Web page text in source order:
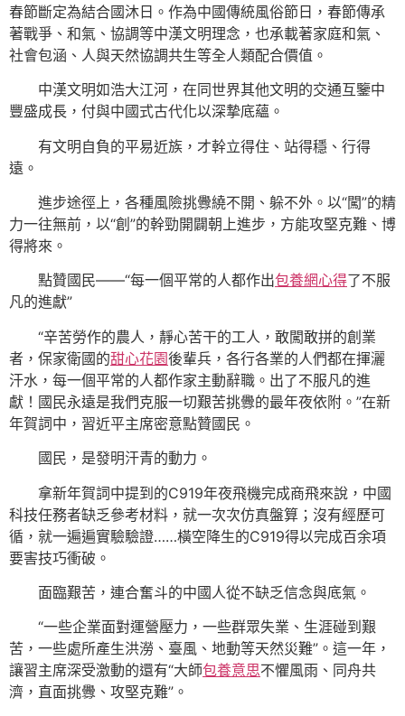
春節斷定為結合國沐日。作為中國傳統風俗節日，春節傳承
著戰爭、和氣、協調等中漢文明理念，也承載著家庭和氣、
社會包涵、人與天然協調共生等全人類配合價值。
中漢文明如浩大江河，在同世界其他文明的交通互鑒中
豐盛成長，付與中國式古代化以深摯底蘊。
有文明自負的平易近族，才幹立得住、站得穩、行得
遠。
進步途徑上，各種風險挑釁繞不開、躲不外。以“闖”的精
力一往無前，以“創”的幹勁開闢朝上進步，方能攻堅克難、博
得將來。
點贊國民——“每一個平常的人都作出包養網心得了不服
凡的進獻”
“辛苦勞作的農人，靜心苦干的工人，敢闖敢拼的創業
者，保家衛國的甜心花園後輩兵，各行各業的人們都在揮灑
汗水，每一個平常的人都作家主動辭職。出了不服凡的進
獻！國民永遠是我們克服一切艱苦挑釁的最年夜依附。”在新
年賀詞中，習近平主席密意點贊國民。
國民，是發明汗青的動力。
拿新年賀詞中提到的C919年夜飛機完成商飛來說，中國
科技任務者缺乏參考材料，就一次次仿真盤算；沒有經歷可
循，就一遍遍實驗驗證……橫空降生的C919得以完成百余項
要害技巧衝破。
面臨艱苦，連合奮斗的中國人從不缺乏信念與底氣。
“一些企業面對運營壓力，一些群眾失業、生涯碰到艱
苦，一些處所產生洪澇、臺風、地動等天然災難”。這一年，
讓習主席深受激動的還有“大師包養意思不懼風雨、同舟共
濟，直面挑釁、攻堅克難”。